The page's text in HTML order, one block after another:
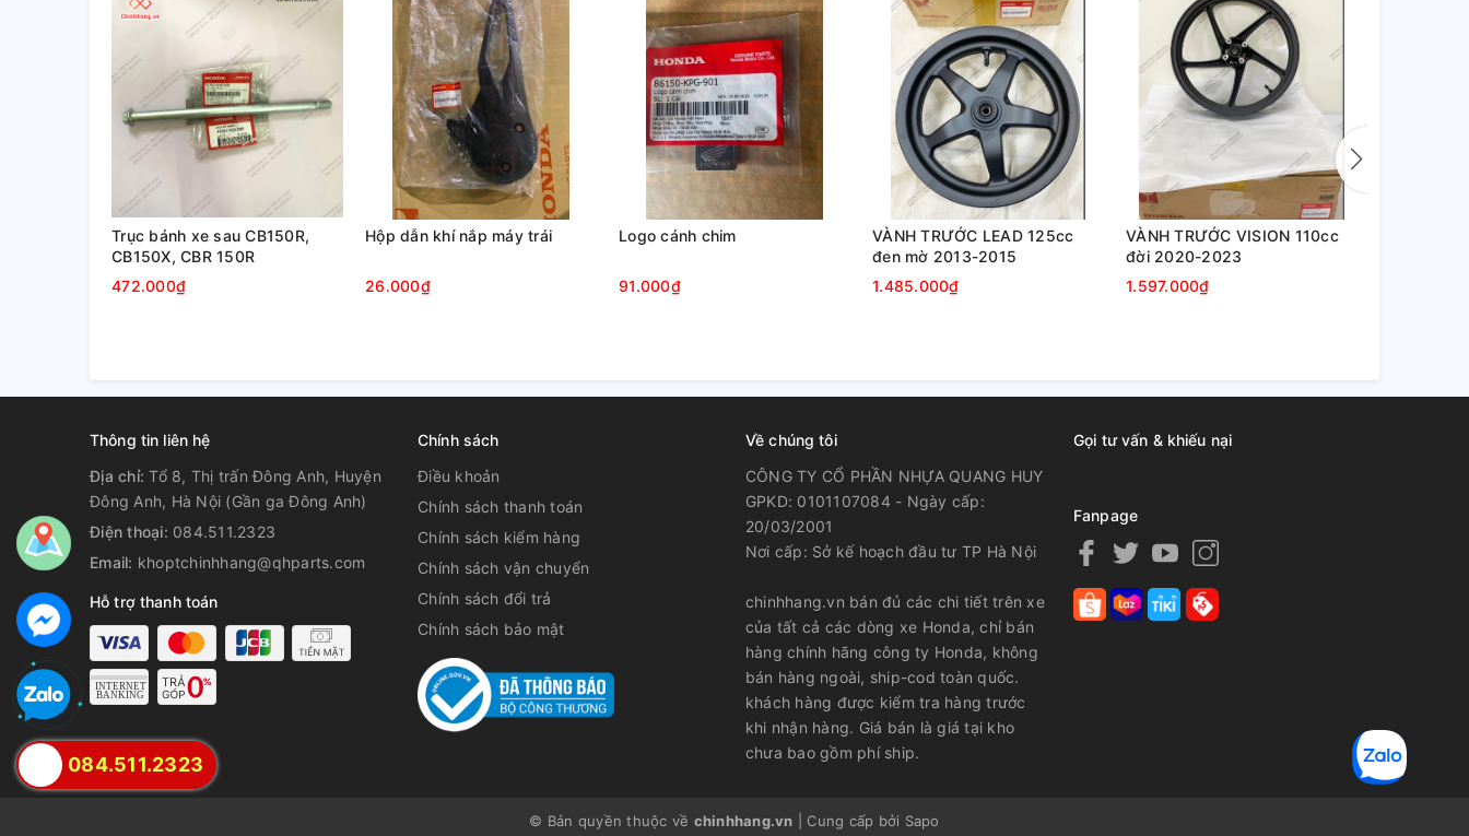
Trục bánh xe sau CB150R,
CB150X, CBR 150R
472.000₫
Hộp dẫn khí nắp máy trái
26.000₫
Logo cánh chim
91.000₫
VÀNH TRƯỚC LEAD 125cc
đen mờ 2013-2015
1.485.000₫
VÀNH TRƯỚC VISION 110cc
đời 2020-2023
1.597.000₫
Thông tin liên hệ
Địa chỉ:Tổ 8, Thị trấn Đông Anh, Huyện
Đông Anh, Hà Nội (Gần ga Đông Anh)
Điện thoại: 084.511.2323
Email: khoptchinhhang@qhparts.com
Hỗ trợ thanh toán
Chính sách
Điều khoản
Chính sách thanh toán
Chính sách kiểm hàng
Chính sách vận chuyển
Chính sách đổi trả
Chính sách bảo mật
Về chúng tôi
CÔNG TY CỔ PHẦN NHỰA QUANG HUY
GPKD: 0101107084 - Ngày cấp:
20/03/2001
Nơi cấp: Sở kế hoạch đầu tư TP Hà Nội
chinhhang.vn bán đủ các chi tiết trên xe
của tất cả các dòng xe Honda, chỉ bán
hàng chính hãng công ty Honda, không
bán hàng ngoài, ship-cod toàn quốc.
khách hàng được kiểm tra hàng trước
khi nhận hàng. Giá bán là giá tại kho
chưa bao gồm phí ship.
Gọi tư vấn & khiếu nại
Fanpage
© Bản quyền thuộc về chinhhang.vn Cung cấp bởi Sapo
084.511.2323